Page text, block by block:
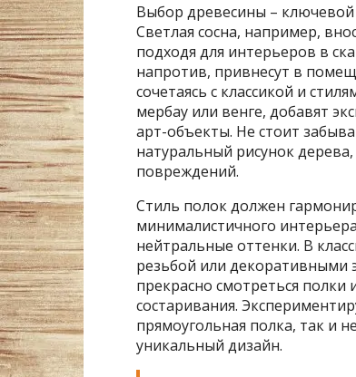
Выбор древесины –
Светлая сосна, например,
подходя для интерьеров в
напротив, привнесут в
сочетаясь с классикой и
мербау или венге, добавят
арт-объекты. Не стоит
натуральный рисунок
повреждений.
Стиль полок должен
минималистичного
нейтральные оттенки. В
резьбой или декоративными
прекрасно смотреться
состаривания.
прямоугольная полка, так и
уникальный дизайн.